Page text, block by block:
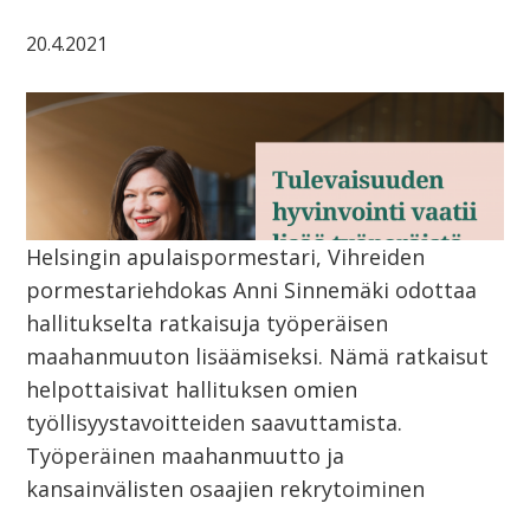
20.4.2021
Helsingin apulaispormestari, Vihreiden
pormestariehdokas Anni Sinnemäki odottaa
hallitukselta ratkaisuja työperäisen
maahanmuuton lisäämiseksi. Nämä ratkaisut
helpottaisivat hallituksen omien
työllisyystavoitteiden saavuttamista.
Työperäinen maahanmuutto ja
kansainvälisten osaajien rekrytoiminen